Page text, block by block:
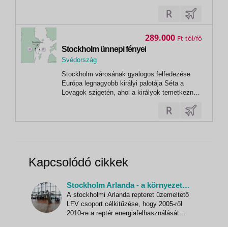
Stockholm ünnepi fényei
Svédország
Stockholm
Stockholm városának gyalogos felfedezése
Európa legnagyobb királyi palotája Séta a
Lovagok szigetén, ahol a királyok temetkeznek
289.000 Ft
Kapcsolódó cikkek
Stockholm Arlanda - a környezetbarát repülőtér
A stockholmi Arlanda repteret üzemeltető
LFV csoport célkitűzése, hogy 2005-ről
2010-re a reptér energiafelhasználását